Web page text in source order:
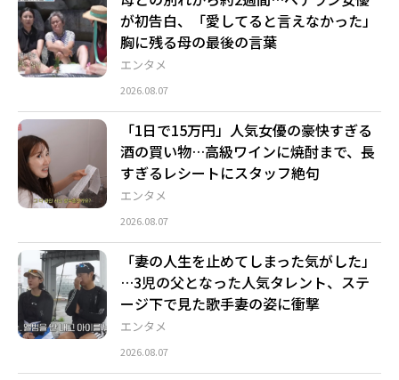
エンタメ
が初告白、「愛してると言えなかった」
胸に残る母の最後の言葉
2026.08.07
エンタメ
「1日で15万円」人気女優の豪快すぎる
酒の買い物…高級ワインに焼酎まで、長
すぎるレシートにスタッフ絶句
2026.08.07
エンタメ
「妻の人生を止めてしまった気がした」
…3児の父となった人気タレント、ステ
ージ下で見た歌手妻の姿に衝撃
2026.08.07